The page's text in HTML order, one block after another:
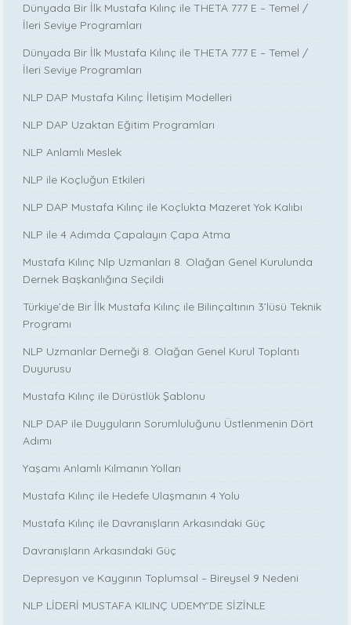
Dünyada Bir İlk Mustafa Kılınç ile THETA 777 E – Temel /
İleri Seviye Programları
Dünyada Bir İlk Mustafa Kılınç ile THETA 777 E – Temel /
İleri Seviye Programları
NLP DAP Mustafa Kılınç İletişim Modelleri
NLP DAP Uzaktan Eğitim Programları
NLP Anlamlı Meslek
NLP ile Koçluğun Etkileri
NLP DAP Mustafa Kılınç ile Koçlukta Mazeret Yok Kalıbı
NLP ile 4 Adımda Çapalayın Çapa Atma
Mustafa Kılınç Nlp Uzmanları 8. Olağan Genel Kurulunda
Dernek Başkanlığına Seçildi
Türkiye’de Bir İlk Mustafa Kılınç ile Bilinçaltının 3’lüsü Teknik
Programı
NLP Uzmanlar Derneği 8. Olağan Genel Kurul Toplantı
Duyurusu
Mustafa Kılınç ile Dürüstlük Şablonu
NLP DAP ile Duyguların Sorumluluğunu Üstlenmenin Dört
Adımı
Yaşamı Anlamlı Kılmanın Yolları
Mustafa Kılınç ile Hedefe Ulaşmanın 4 Yolu
Mustafa Kılınç ile Davranışların Arkasındaki Güç
Davranışların Arkasındaki Güç
Depresyon ve Kaygının Toplumsal – Bireysel 9 Nedeni
NLP LİDERİ MUSTAFA KILINÇ UDEMY'DE SİZİNLE